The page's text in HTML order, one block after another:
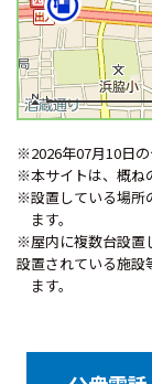
※2026年07月10日の
※本サイトは、概ね
※設置している場所
ます。
※屋内に複数台設置
設置されている施設
ます。